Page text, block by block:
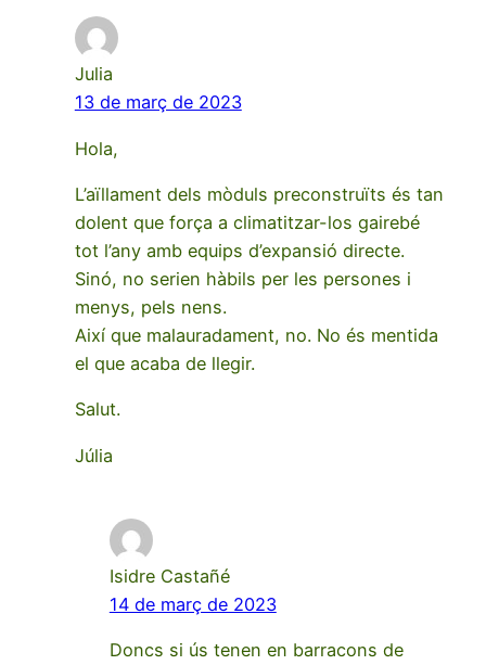
Julia
13 de març de 2023
Hola,
L’aïllament dels mòduls preconstruïts és tan
dolent que força a climatitzar-los gairebé
tot l’any amb equips d’expansió directe.
Sinó, no serien hàbils per les persones i
menys, pels nens.
Així que malauradament, no. No és mentida
el que acaba de llegir.
Salut.
Júlia
Isidre Castañé
14 de març de 2023
Doncs si ús tenen en barracons de